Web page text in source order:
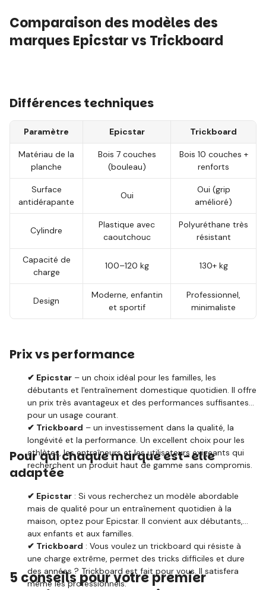
Comparaison des modèles des
marques Epicstar vs Trickboard
Différences techniques
Paramètre Epicstar Trickboard
Matériau de la
planche
Bois 7 couches
(bouleau)
Bois 10 couches +
renforts
Surface
antidérapante
Oui
Oui (grip
amélioré)
Cylindre
Plastique avec
caoutchouc
Polyuréthane très
résistant
Capacité de
charge
100–120 kg 130+ kg
Design
Moderne, enfantin
et sportif
Professionnel,
minimaliste
Prix vs performance
✔ Epicstar – un choix idéal pour les familles, les
débutants et l'entraînement domestique quotidien. Il offre
un prix très avantageux et des performances suffisantes
pour un usage courant.
✔ Trickboard – un investissement dans la qualité, la
longévité et la performance. Un excellent choix pour les
athlètes, les entraîneurs et les utilisateurs exigeants qui
recherchent un produit haut de gamme sans compromis.
Pour qui chaque marque est-elle
adaptée
✔ Epicstar : Si vous recherchez un modèle abordable
mais de qualité pour un entraînement quotidien à la
maison, optez pour Epicstar. Il convient aux débutants,
aux enfants et aux familles.
✔ Trickboard : Vous voulez un trickboard qui résiste à
une charge extrême, permet des tricks difficiles et dure
des années ? Trickboard est fait pour vous. Il satisfera
même les professionnels.
5 conseils pour votre premier